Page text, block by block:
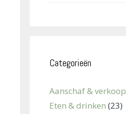
Categorieën
Aanschaf & verkoop
Eten & drinken (23)